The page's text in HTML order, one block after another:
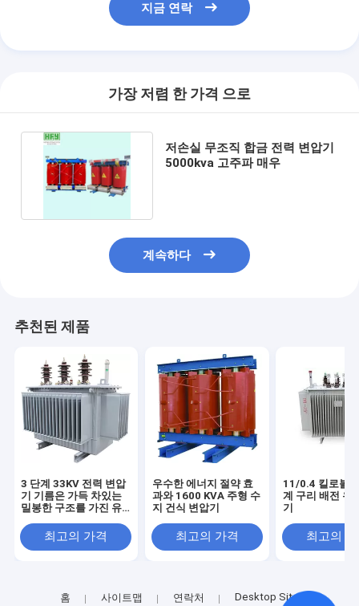
지금 연락
가장 저렴 한 가격 으로
저손실 무조직 합금 전력 변압기
5000kva 고주파 매우
계속하다
추천된 제품
3 단계 33KV 전력 변압
기 기름은 가득 차있는
밀봉한 구조를 가진 유
최고의 가격
우수한 에너지 절약 효
과와 1600 KVA 주형 수
지 건식 변압기
최고의 가격
11/0.4 킬로볼
계 구리 배전 유
기
최고의
홈 사이트맵 연락처 Desktop Site